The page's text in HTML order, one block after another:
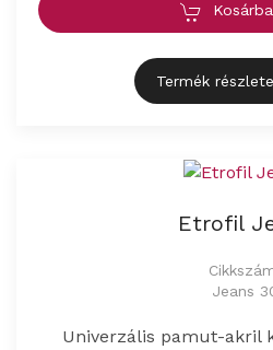
Termék
Etrofil
Jeans
Univerzális pamut-akril